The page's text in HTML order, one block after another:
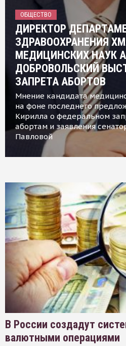
ОБЩЕСТВО
ДИРЕКТОР
ЗДРАВООХРАНЕНИЯ
МЕДИЦИНСКИХ НАУК
ДОБРОВОЛЬСКИЙ
ЗАПРЕТА АБОРТОВ
Мнение кандидата
на фоне последнего
Кирилла о федеральном
абортам и заявления
Павловой
В России создадут
валютными операциями